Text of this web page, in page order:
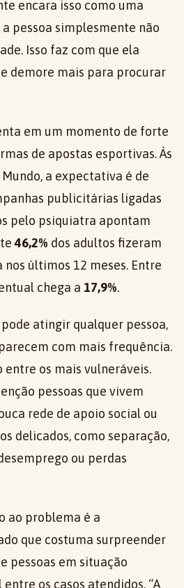
encara isso como uma
pessoa simplesmente não
Isso faz com que ela
demore mais para procurar
em um momento de forte
de apostas esportivas. Às
a expectativa é de
publicitárias ligadas
pelo psiquiatra apontam
46,2% dos adultos fizeram
últimos 12 meses. Entre
chega a 17,9%.
atingir qualquer pessoa,
com mais frequência.
entre os mais vulneráveis.
pessoas que vivem
rede de apoio social ou
delicados, como separação,
ou perdas
ao problema é a
que costuma surpreender
pessoas em situação
os casos atendidos. “A